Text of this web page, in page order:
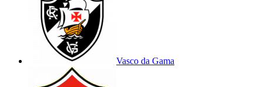
Vasco da Gama